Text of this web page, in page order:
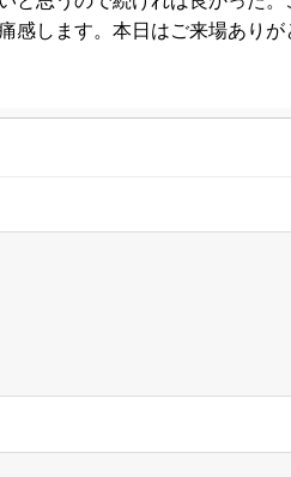
感します。本日はご来場ありが